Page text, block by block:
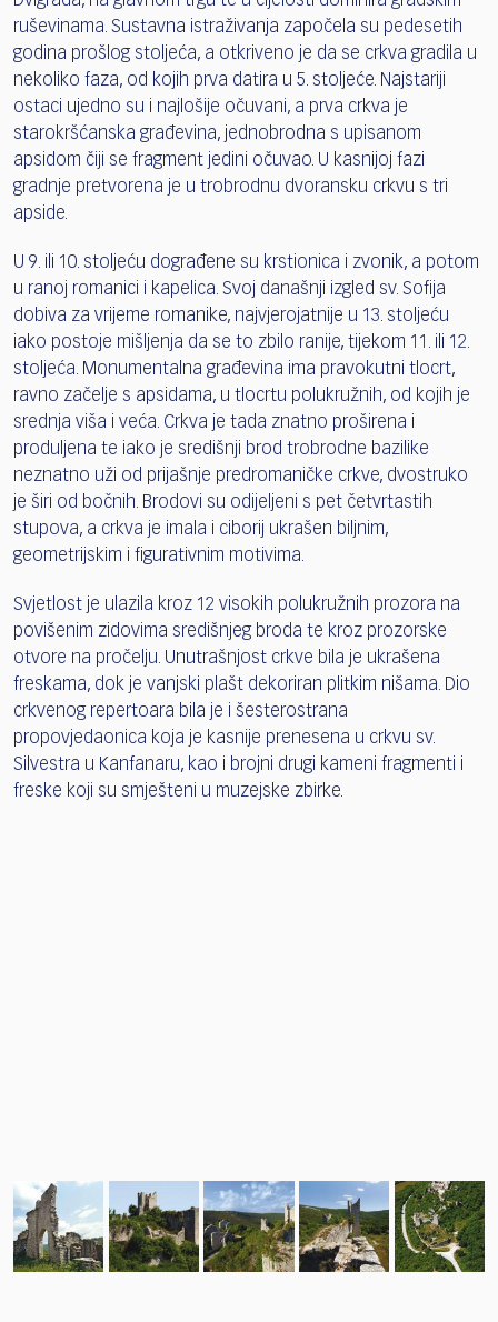
ruševinama. Sustavna istraživanja započela su pedesetih
godina prošlog stoljeća, a otkriveno je da se crkva gradila u
nekoliko faza, od kojih prva datira u 5. stoljeće. Najstariji
ostaci ujedno su i najlošije očuvani, a prva crkva je
starokršćanska građevina, jednobrodna s upisanom
apsidom čiji se fragment jedini očuvao. U kasnijoj fazi
gradnje pretvorena je u trobrodnu dvoransku crkvu s tri
apside.
U 9. ili 10. stoljeću dograđene su krstionica i zvonik, a potom
u ranoj romanici i kapelica. Svoj današnji izgled sv. Sofija
dobiva za vrijeme romanike, najvjerojatnije u 13. stoljeću
iako postoje mišljenja da se to zbilo ranije, tijekom 11. ili 12.
stoljeća. Monumentalna građevina ima pravokutni tlocrt,
ravno začelje s apsidama, u tlocrtu polukružnih, od kojih je
srednja viša i veća. Crkva je tada znatno proširena i
produljena te iako je središnji brod trobrodne bazilike
neznatno uži od prijašnje predromaničke crkve, dvostruko
je širi od bočnih. Brodovi su odijeljeni s pet četvrtastih
stupova, a crkva je imala i ciborij ukrašen biljnim,
geometrijskim i figurativnim motivima.
Svjetlost je ulazila kroz 12 visokih polukružnih prozora na
povišenim zidovima središnjeg broda te kroz prozorske
otvore na pročelju. Unutrašnjost crkve bila je ukrašena
freskama, dok je vanjski plašt dekoriran plitkim nišama. Dio
crkvenog repertoara bila je i šesterostrana
propovjedaonica koja je kasnije prenesena u crkvu sv.
Silvestra u Kanfanaru, kao i brojni drugi kameni fragmenti i
freske koji su smješteni u muzejske zbirke.